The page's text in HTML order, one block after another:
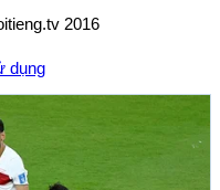
2016
dụng
riêng tư